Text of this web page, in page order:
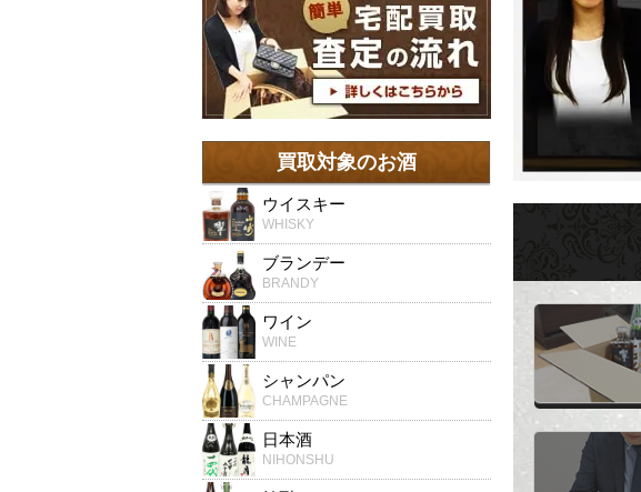
買取対象のお酒
ウイスキー
WHISKY
ブランデー
BRANDY
ワイン
WINE
シャンパン
CHAMPAGNE
日本酒
NIHONSHU